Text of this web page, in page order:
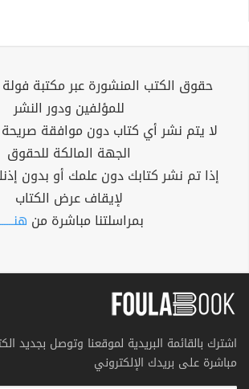
حقوق الكتب المنشورة عبر مكتبة
للمؤلفين ودور النشر
لا يتم نشر أي كتاب دون موافقة
الجهة المالكة للحقوق
إذا تم نشر كتابك دون علمك أو بدون
لإيقاف عرض الكتاب
بمراسلتنا مباشرة من
اشترك بالقائمة البريدية لموقعنا وتوصل بجديد
مباشرة على بريدك الإلكتروني